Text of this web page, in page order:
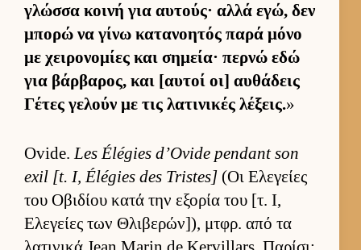
γλώσσα κοινή για αυ­τούς· αλλά εγώ, δεν
μπορώ να γίνω κατανοη­τός παρά μόνο
με χει­ρονομίες και σημεία· περνώ εδώ
για βάρ­βαρος, και [αυ­τοί οι] αυ­θάδεις
Γέτες γελούν με τις λατινικές λέξεις.»
Ovide.Les Élégies d’Ovide pendant son
exil [t. I, Élégies des Tristes] (Οι Ελεγείες
του Οβιδίου κατά την εξορία του [τ. Ι,
Ελεγείες των Θλιβερών]), μτ­φρ. από τα